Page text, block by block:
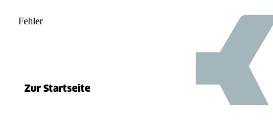
Fehler 500
Zur Startseite